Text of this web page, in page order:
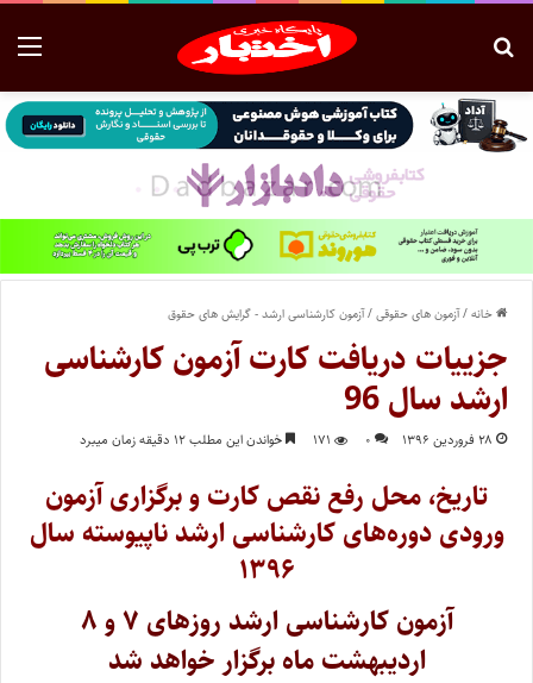
خانه/آزمون های حقوقی/آزمون کارشناسی ارشد - گرایش های حقوق
جزییات دریافت کارت آزمون کارشناسی
ارشد سال 96
۲۸ فروردین ۱۳۹۶ ۰ ۱۷۱ خواندن این مطلب ۱۲ دقیقه زمان میبرد
تاریخ‌، محل‌ رفع نقص کارت و برگزاری‌ آزمون‌
ورودی دوره‌های‌ کارشناسی‌ ارشد ناپیوسته‌ سال
۱۳۹۶
آزمون کارشناسی ارشد روزهای ۷ و ۸
اردیبهشت ماه برگزار خواهد شد